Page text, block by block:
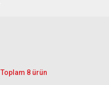
Toplam 8 ürün